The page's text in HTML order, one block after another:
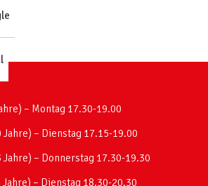
– Montag 17.30-19.00
– Dienstag 17.15-19.00
Jahre) – Donnerstag 17.30-19.30
Jahre) – Dienstag 18.30-20.30